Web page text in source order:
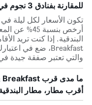
للمقارنة بفنادق 3 نجوم في البندقية؟
والتي تعتبر صفقة جيدة في
أقرب مطار، مطار